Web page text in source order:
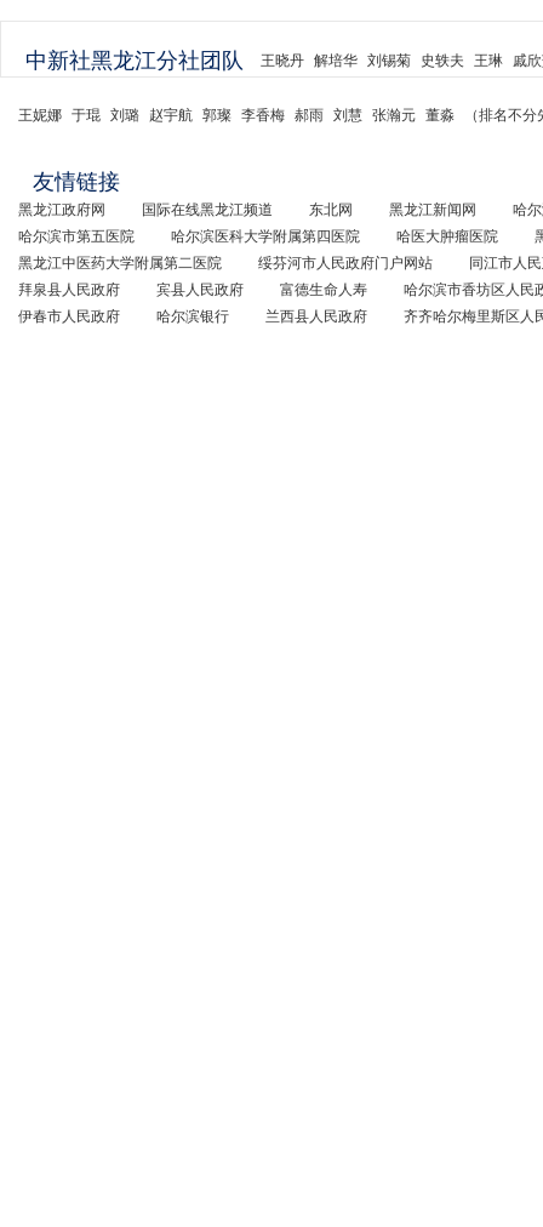
中新社黑龙江分社团队 王晓丹 解培华 刘锡菊 史轶夫 王琳 戚
王妮娜 于琨 刘璐 赵宇航 郭璨 李香梅 郝雨 刘慧 张瀚元 董淼 （排名不
友情链接
黑龙江政府网 国际在线黑龙江频道 东北网 黑龙江新闻网
哈
哈尔滨市第五医院
哈尔滨医科大学附属第四医院 哈医大肿瘤医院
黑龙江中医药大学附属第二医院
绥芬河市人民政府门户网站
同江市人
拜泉县人民政府
宾县人民政府 富德生命人寿
哈尔滨市香坊区人民
伊春市人民政府
哈尔滨银行 兰西县人民政府 齐齐哈尔梅里斯区人